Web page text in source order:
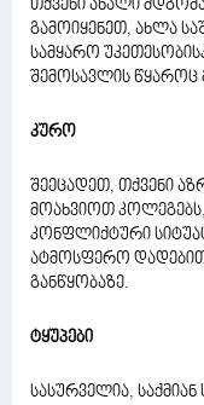
თქვენი ახალი
გამოიყენეთ, ახლა
სამყარო
შემოსავლის წყაროც
კურო
შეეცადეთ, თქვენი
მოახვიოთ
კონფლიქტური
ატმოსფერო დადებით
განწყობაზე.
ტყუპები
სასურველია,